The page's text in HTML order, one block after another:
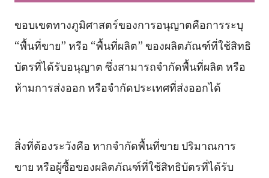
ขอบเขตทางภูมิศาสตร์ของการอนุญาตคือการระบุ
“พื้นที่ขาย” หรือ “พื้นที่ผลิต” ของผลิตภัณฑ์ที่ใช้สิทธิ
บัตรที่ได้รับอนุญาต ซึ่งสามารถจำกัดพื้นที่ผลิต หรือ
ห้ามการส่งออก หรือจำกัดประเทศที่ส่งออกได้
สิ่งที่ต้องระวังคือ หากจำกัดพื้นที่ขาย ปริมาณการ
ขาย หรือผู้ซื้อของผลิตภัณฑ์ที่ใช้สิทธิบัตรที่ได้รับ